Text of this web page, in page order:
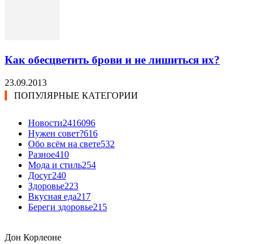
Как обесцветить брови и не лишиться их?
23.09.2013
ПОПУЛЯРНЫЕ КАТЕГОРИИ
Новости2416096
Нужен совет?616
Обо всём на свете532
Разное410
Мода и стиль254
Досуг240
Здоровье223
Вкусная еда217
Береги здоровье215
Дон Корлеоне